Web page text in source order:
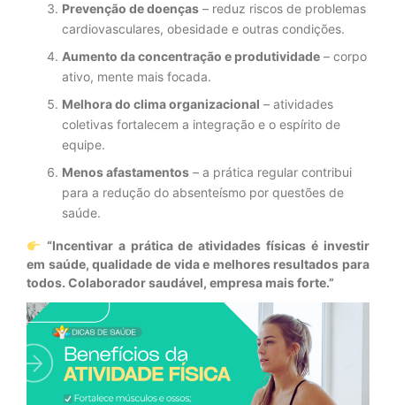
Prevenção de doenças – reduz riscos de problemas
cardiovasculares, obesidade e outras condições.
Aumento da concentração e produtividade – corpo
ativo, mente mais focada.
Melhora do clima organizacional – atividades
coletivas fortalecem a integração e o espírito de
equipe.
Menos afastamentos – a prática regular contribui
para a redução do absenteísmo por questões de
saúde.
“Incentivar a prática de atividades físicas é investir
em saúde, qualidade de vida e melhores resultados para
todos. Colaborador saudável, empresa mais forte.”